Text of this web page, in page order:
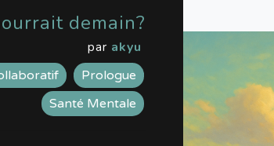
demain?
par akyu
Prologue
Santé Mentale